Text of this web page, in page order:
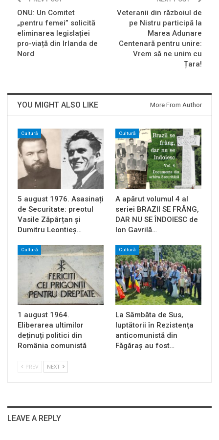
ONU: Un Comitet
„pentru femei” solicită
eliminarea legislației
pro-viață din Irlanda de
Nord
Veteranii din războiul de
pe Nistru participă la
Marea Adunare
Centenară pentru unire:
Vrem să ne unim cu
Țara!
YOU MIGHT ALSO LIKE More From Author
Cultură
5 august 1976. Asasinați
de Securitate: preotul
Vasile Zăpârțan și
Dumitru Leontieș…
Cultură
A apărut volumul 4 al
seriei BRAZII SE FRÂNG,
DAR NU SE ÎNDOIESC de
Ion Gavrilă…
Cultură
1 august 1964.
Eliberarea ultimilor
deținuți politici din
România comunistă
Cultură
La Sâmbăta de Sus,
luptătorii în Rezistența
anticomunistă din
Făgăraș au fost…
PREV NEXT
LEAVE A REPLY